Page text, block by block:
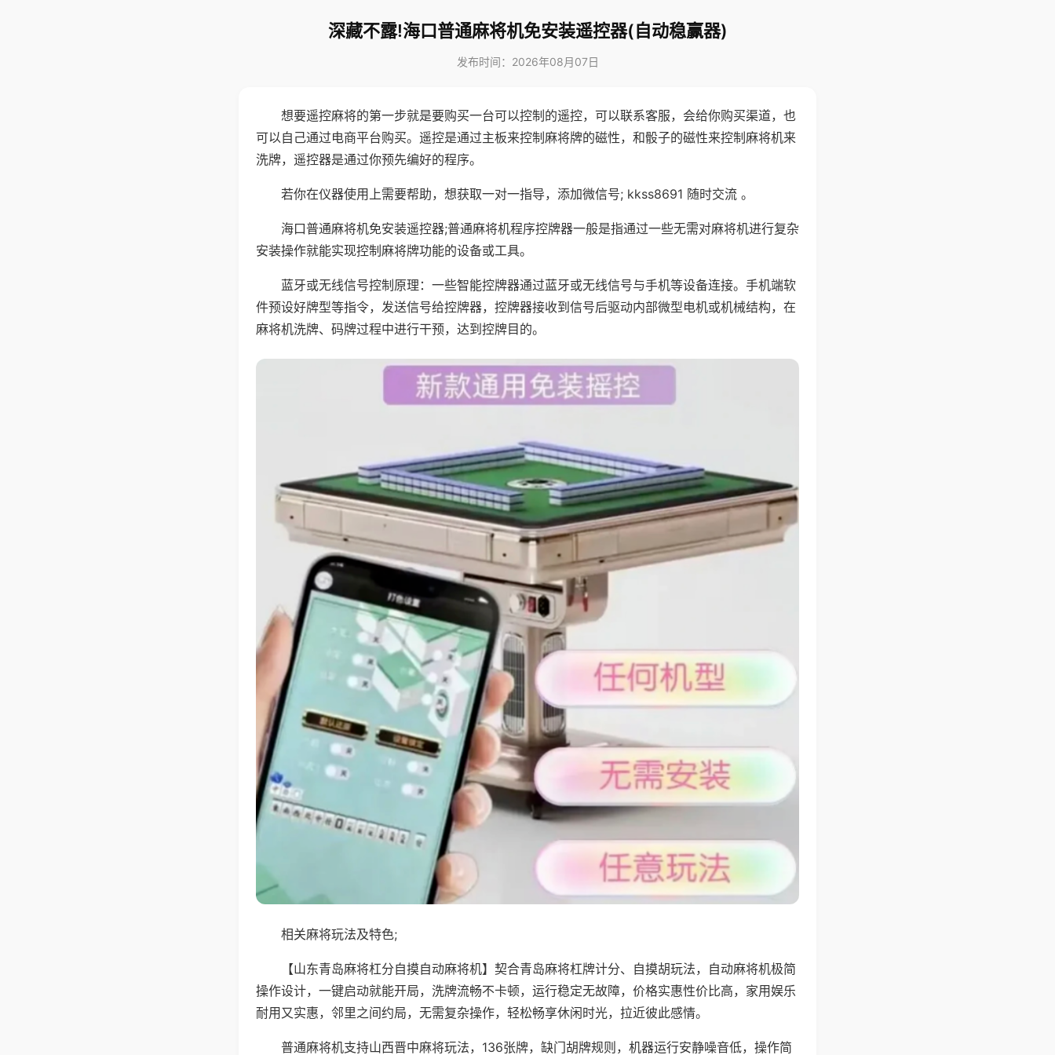
深藏不露!海口普通麻将机免安装遥控器(自动稳赢器)
发布时间：2026年08月07日
想要遥控麻将的第一步就是要购买一台可以控制的遥控，可以联系客服，会给你购买渠道，也
可以自己通过电商平台购买。遥控是通过主板来控制麻将牌的磁性，和骰子的磁性来控制麻将机来
洗牌，遥控器是通过你预先编好的程序。
若你在仪器使用上需要帮助，想获取一对一指导，添加微信号; kkss8691 随时交流 。
海口普通麻将机免安装遥控器;普通麻将机程序控牌器一般是指通过一些无需对麻将机进行复杂
安装操作就能实现控制麻将牌功能的设备或工具。
蓝牙或无线信号控制原理：一些智能控牌器通过蓝牙或无线信号与手机等设备连接。手机端软
件预设好牌型等指令，发送信号给控牌器，控牌器接收到信号后驱动内部微型电机或机械结构，在
麻将机洗牌、码牌过程中进行干预，达到控牌目的。
相关麻将玩法及特色;
【山东青岛麻将杠分自摸自动麻将机】契合青岛麻将杠牌计分、自摸胡玩法，自动麻将机极简
操作设计，一键启动就能开局，洗牌流畅不卡顿，运行稳定无故障，价格实惠性价比高，家用娱乐
耐用又实惠，邻里之间约局，无需复杂操作，轻松畅享休闲时光，拉近彼此感情。
普通麻将机支持山西晋中麻将玩法，136张牌，缺门胡牌规则，机器运行安静噪音低，操作简